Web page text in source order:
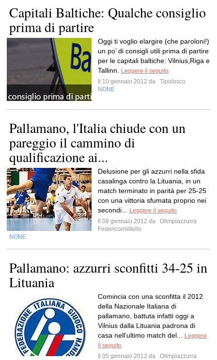
Capitali Baltiche: Qualche consiglio
prima di partire
Oggi ti voglio elargire (che paroloni!)
un po’ di consigli utili prima di partire
per le capitali baltiche: Vilnius,Riga e
Tallinn.
Leggere il seguito
Il 10 gennaio 2012 da
Tipolosco
NONE
Pallamano, l'Italia chiude con un
pareggio il cammino di
qualificazione ai...
Delusione per gli azzurri nella sfida
casalinga contro la Lituania, in un
match terminato in parità per 25-25
con una vittoria sfumata proprio nei
secondi...
Leggere il seguito
Il 08 gennaio 2012 da
Olimpiazzurra
Federicomilitello
NONE
Pallamano: azzurri sconfitti 34-25 in
Lituania
Comincia con una sconfitta il 2012
della Nazionale Italiana di
pallamano, battuta infatti oggi a
Vilnius dalla Lituania padrona di
casa nell’ultimo match del...
Leggere
il seguito
Il 05 gennaio 2012 da
Olimpiazzurra